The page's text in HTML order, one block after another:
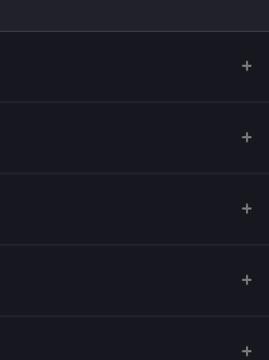
من نحن
العنوان
تسجيل الدخول
قائمة الرغبات
كن بائعًا